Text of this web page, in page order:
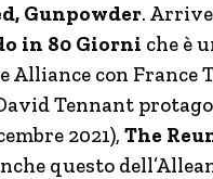
Gunpowder.
in 80 Giorni che è
Alliance con France
Tennant
2021), The
questo